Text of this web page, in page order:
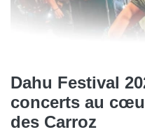
Dahu Festival
concerts au
des Carroz